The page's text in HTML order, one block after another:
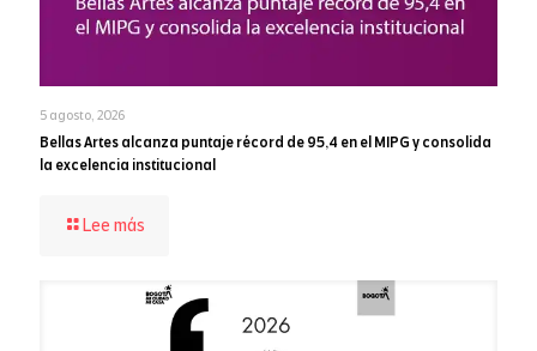
5 agosto, 2026
Bellas Artes alcanza puntaje récord de 95,4 en el MIPG y consolida
la excelencia institucional
Lee más
alcanza
puntaje
récord